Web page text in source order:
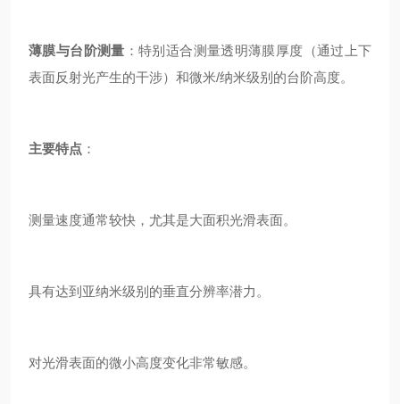
薄膜与台阶测量 ：特别适合测量透明薄膜厚度（通过上下
表面反射光产生的干涉）和微米/纳米级别的台阶高度。
主要特点 ：
测量速度通常较快，尤其是大面积光滑表面。
具有达到亚纳米级别的垂直分辨率潜力。
对光滑表面的微小高度变化非常敏感。